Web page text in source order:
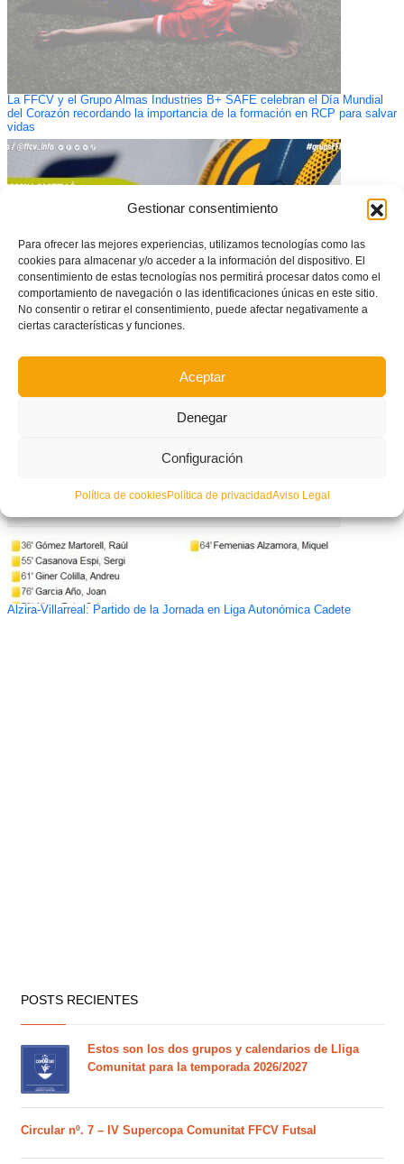
Gestionar consentimiento
Para ofrecer las mejores experiencias, utilizamos tecnologías como las
cookies para almacenar y/o acceder a la información del dispositivo. El
consentimiento de estas tecnologías nos permitirá procesar datos como el
comportamiento de navegación o las identificaciones únicas en este sitio.
No consentir o retirar el consentimiento, puede afectar negativamente a
ciertas características y funciones.
Aceptar
Denegar
Configuración
Política de cookiesPolítica de privacidadAviso Legal
La FFCV y el Grupo Almas Industries B+ SAFE celebran el Día Mundial
del Corazón recordando la importancia de la formación en RCP para salvar
vidas
Estos son los 5 grupos de Segona Regional Infantil Castelló para la
Alzira-Villarreal: Partido de la Jornada en Liga Autonómica Cadete
POSTS RECIENTES
Estos son los dos grupos y calendarios de Lliga
Comunitat para la temporada 2026/2027
Circular nº. 7 – IV Supercopa Comunitat FFCV Futsal